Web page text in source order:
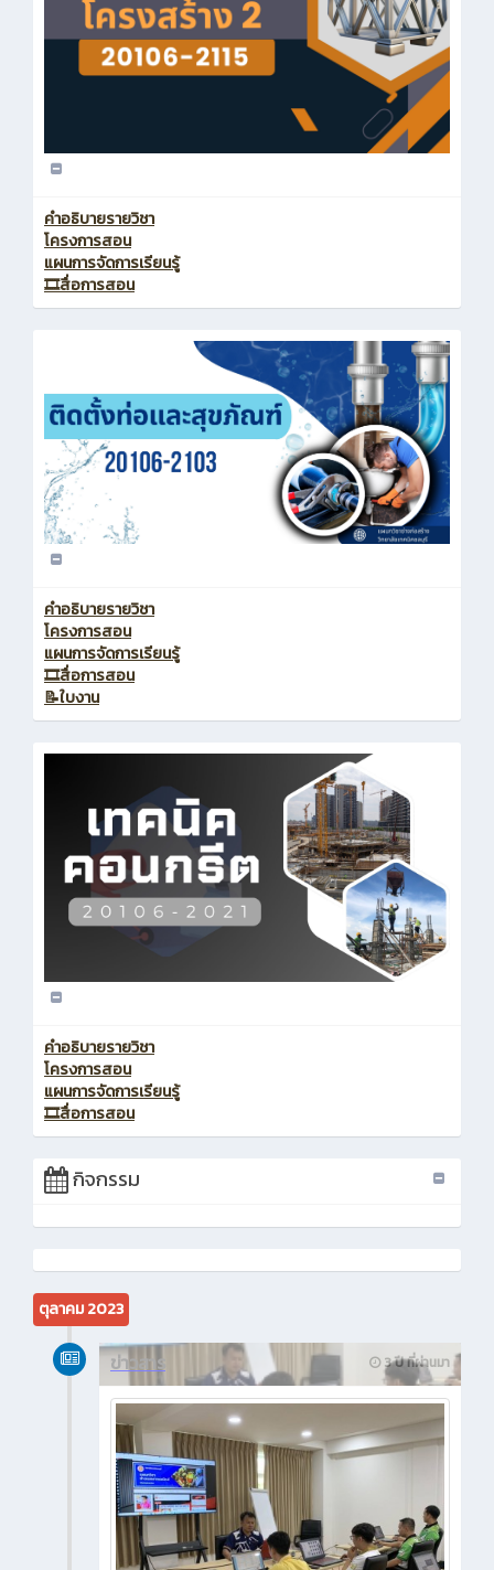
คำอธิบายรายวิชา
โครงการสอน
แผนการจัดการเรียนรู้
🎞️สื่อการสอน
คำอธิบายรายวิชา
โครงการสอน
แผนการจัดการเรียนรู้
🎞️สื่อการสอน
📝ใบงาน
คำอธิบายรายวิชา
โครงการสอน
แผนการจัดการเรียนรู้
🎞️สื่อการสอน
กิจกรรม
ตุลาคม 2023
3 ปี ที่ผ่านมา
ข่าวสาร